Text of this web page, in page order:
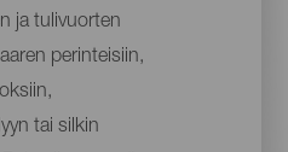
ja tulivuorten
perinteisiin,
tai silkin